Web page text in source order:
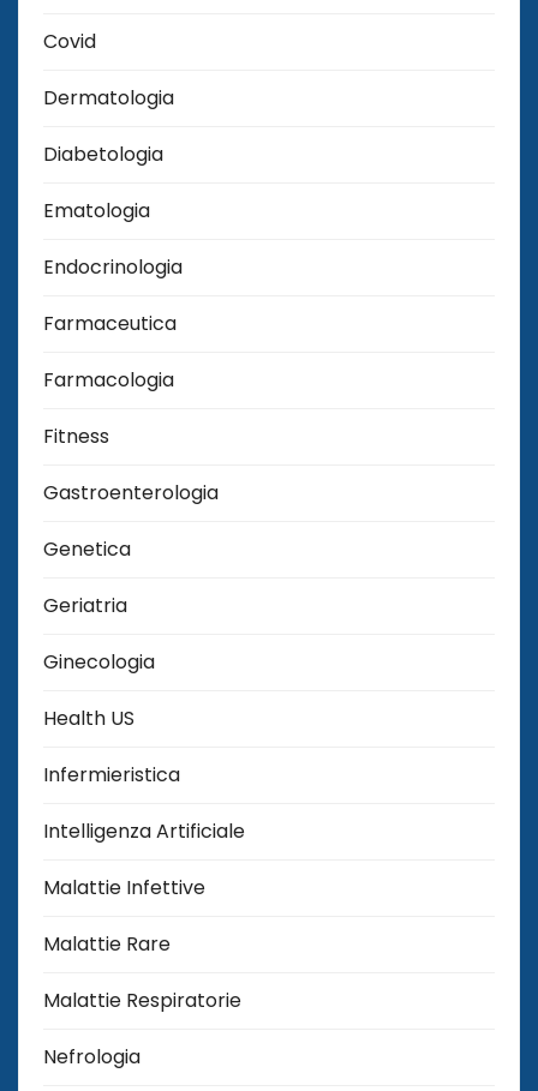
Covid
Dermatologia
Diabetologia
Ematologia
Endocrinologia
Farmaceutica
Farmacologia
Fitness
Gastroenterologia
Genetica
Geriatria
Ginecologia
Health US
Infermieristica
Intelligenza Artificiale
Malattie Infettive
Malattie Rare
Malattie Respiratorie
Nefrologia